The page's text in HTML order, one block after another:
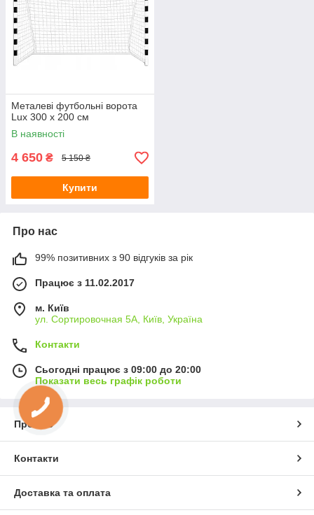
Металеві футбольні ворота
Lux 300 х 200 см
В наявності
4 650 ₴ 5 150 ₴
Купити
Про нас
99% позитивних з 90 відгуків за рік
Працює з 11.02.2017
м. Київ
ул. Сортировочная 5А, Київ, Україна
Контакти
Сьогодні працює з 09:00 до 20:00
Показати весь графік роботи
Про нас
Контакти
Доставка та оплата